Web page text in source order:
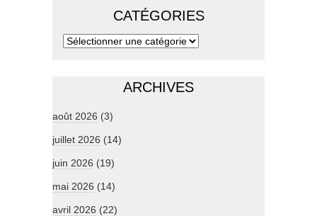
CATÉGORIES
ARCHIVES
août 2026 (3)
juillet 2026 (14)
juin 2026 (19)
mai 2026 (14)
avril 2026 (22)